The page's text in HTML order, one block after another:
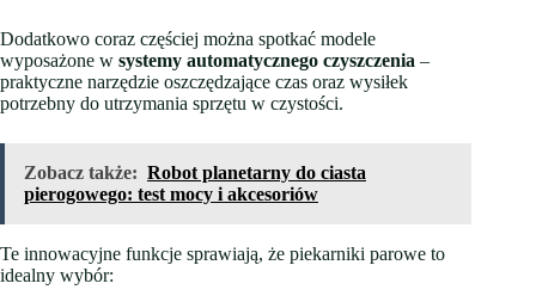
Dodatkowo coraz częściej można spotkać modele
wyposażone w systemy automatycznego czyszczenia –
praktyczne narzędzie oszczędzające czas oraz wysiłek
potrzebny do utrzymania sprzętu w czystości.
Zobacz także: Robot planetarny do ciasta
pierogowego: test mocy i akcesoriów
Te innowacyjne funkcje sprawiają, że piekarniki parowe to
idealny wybór: